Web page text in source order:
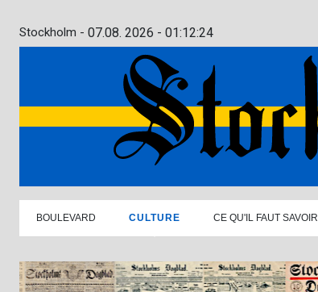
Stockholm - 07.08. 2026 - 01:12:25
BOULEVARD CULTURE CE QU'IL FAUT SAVOIR